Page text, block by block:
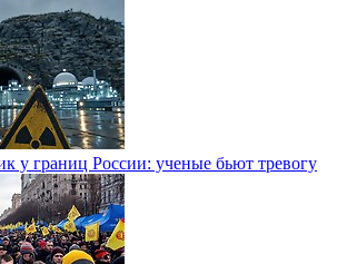
у границ России: ученые бьют тревогу